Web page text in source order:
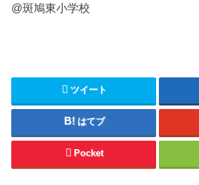
@斑鳩東小学校
ツイート
はてブ
Pocket